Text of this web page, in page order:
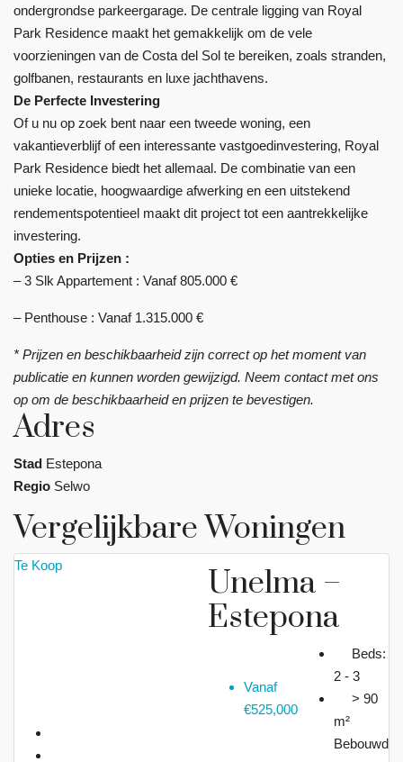
ondergrondse parkeergarage. De centrale ligging van Royal
Park Residence maakt het gemakkelijk om de vele
voorzieningen van de Costa del Sol te bereiken, zoals stranden,
golfbanen, restaurants en luxe jachthavens.
De Perfecte Investering
Of u nu op zoek bent naar een tweede woning, een
vakantieverblijf of een interessante vastgoedinvestering, Royal
Park Residence biedt het allemaal. De combinatie van een
unieke locatie, hoogwaardige afwerking en een uitstekend
rendementspotentieel maakt dit project tot een aantrekkelijke
investering.
Opties en Prijzen :
– 3 Slk Appartement : Vanaf 805.000 €
– Penthouse : Vanaf 1.315.000 €
* Prijzen en beschikbaarheid zijn correct op het moment van
publicatie en kunnen worden gewijzigd. Neem contact met ons
op om de beschikbaarheid en prijzen te bevestigen.
Adres
Stad Estepona
Regio Selwo
Vergelijkbare Woningen
Te Koop
Unelma –
Estepona
Vanaf
€525,000
Beds:
2 - 3
> 90
m²
Bebouwd